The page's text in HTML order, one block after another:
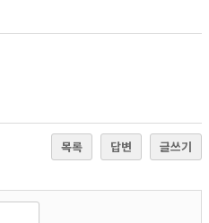
목록 답변 글쓰기